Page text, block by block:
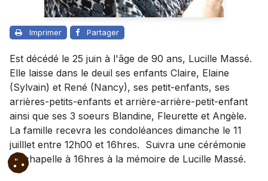
Imprimer Partager
Est décédé le 25 juin à l'âge de 90 ans, Lucille Massé.
Elle laisse dans le deuil ses enfants Claire, Elaine
(Sylvain) et René (Nancy), ses petit-enfants, ses
arrières-petits-enfants et arrière-arrière-petit-enfant
ainsi que ses 3 soeurs Blandine, Fleurette et Angèle.
La famille recevra les condoléances dimanche le 11
juilllet entre 12h00 et 16hres. Suivra une cérémonie
en chapelle à 16hres à la mémoire de Lucille Massé.